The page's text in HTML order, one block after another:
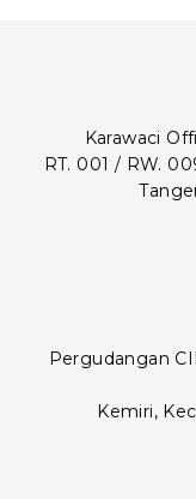
Karawaci
RT. 001 / RW.
Pergudangan
Kemiri,